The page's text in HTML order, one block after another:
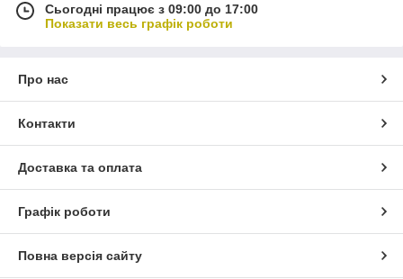
Сьогодні працює з 09:00 до 17:00
Показати весь графік роботи
Про нас
Контакти
Доставка та оплата
Графік роботи
Повна версія сайту